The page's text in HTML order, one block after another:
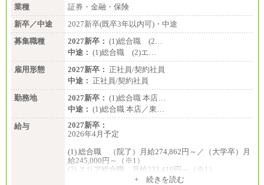
業種
証券・金融・保険
新卒／中途
2027新卒(既卒3年以内可)・中途
募集職種
2027新卒： (1)総合職 (2…
中途： (1)総合職 (2)エ…
雇用形態
2027新卒： 正社員/契約社員
中途： 正社員/契約社員
勤務地
2027新卒： (1)総合職 本店…
中途： (1)総合職 本店／東…
給与
2027新卒：
2026年4月予定
(1) 総合職 （院了）月給274,862円～／（大学卒）月
給245,000円～（※1）
(2) エリア総合職 月給233,410円～（※1）
(3) アシスタントスタッフ 日給9,800円～12,500円
+ 続きを読む